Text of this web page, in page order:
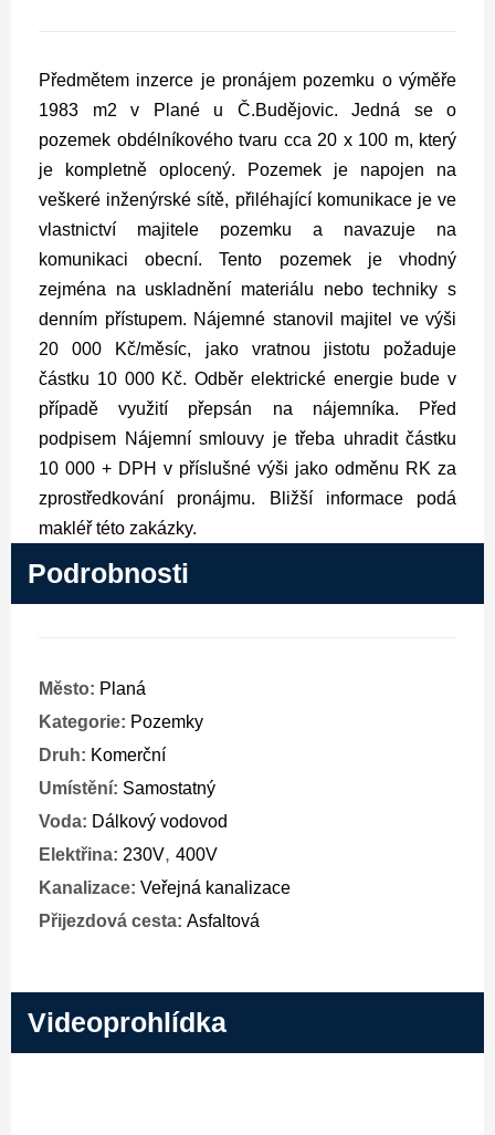
Předmětem inzerce je pronájem pozemku o výměře
1983 m2 v Plané u Č.Budějovic. Jedná se o
pozemek obdélníkového tvaru cca 20 x 100 m, který
je kompletně oplocený. Pozemek je napojen na
veškeré inženýrské sítě, přiléhající komunikace je ve
vlastnictví majitele pozemku a navazuje na
komunikaci obecní. Tento pozemek je vhodný
zejména na uskladnění materiálu nebo techniky s
denním přístupem. Nájemné stanovil majitel ve výši
20 000 Kč/měsíc, jako vratnou jistotu požaduje
částku 10 000 Kč. Odběr elektrické energie bude v
případě využití přepsán na nájemníka. Před
podpisem Nájemní smlouvy je třeba uhradit částku
10 000 + DPH v příslušné výši jako odměnu RK za
zprostředkování pronájmu. Bližší informace podá
makléř této zakázky.
Podrobnosti
Město: Planá
Kategorie: Pozemky
Druh: Komerční
Umístění: Samostatný
Voda: Dálkový vodovod
Elektřina: 230V, 400V
Kanalizace: Veřejná kanalizace
Přijezdová cesta: Asfaltová
Videoprohlídka